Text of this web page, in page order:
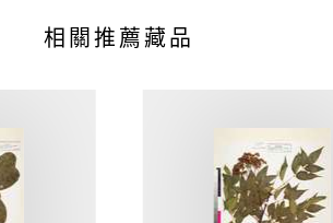
相關推薦藏品